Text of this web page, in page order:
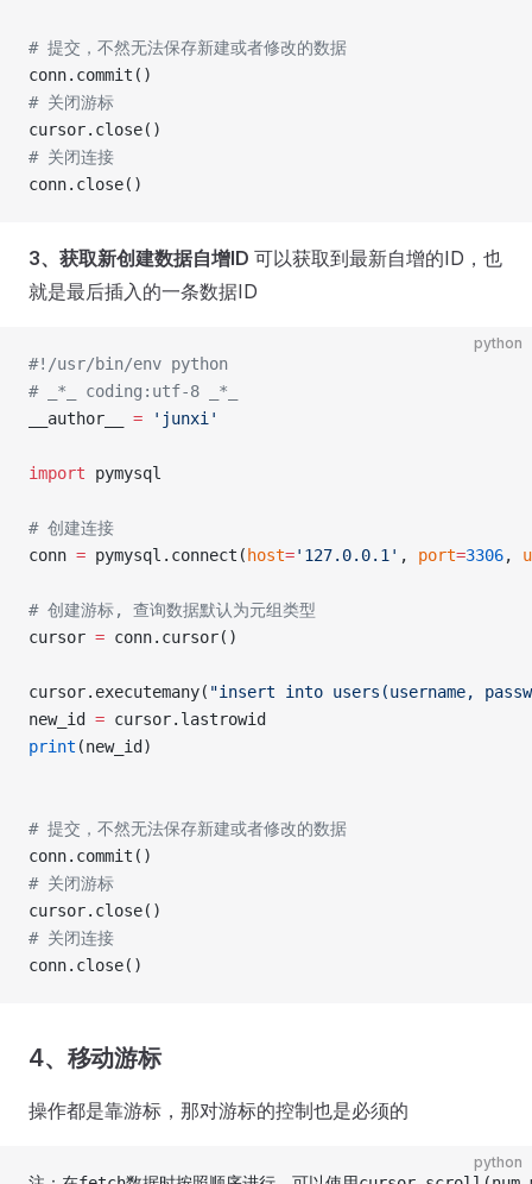
# 提交，不然无法保存新建或者修改的数据
conn.commit()
# 关闭游标
cursor.close()
# 关闭连接
conn.close()
3、获取新创建数据自增ID 可以获取到最新自增的ID，也
就是最后插入的一条数据ID
python
#!/usr/bin/env python
# _*_ coding:utf-8 _*_
__author__ = 'junxi'
import pymysql
# 创建连接
conn = pymysql.connect( host='127.0.0.1' , port=3306,
# 创建游标, 查询数据默认为元组类型
cursor = conn.cursor()
cursor.executemany( "insert into users(username,
new_id = cursor.lastrowid
print (new_id)
# 提交，不然无法保存新建或者修改的数据
conn.commit()
# 关闭游标
cursor.close()
# 关闭连接
conn.close()
4、移动游标
操作都是靠游标，那对游标的控制也是必须的
python